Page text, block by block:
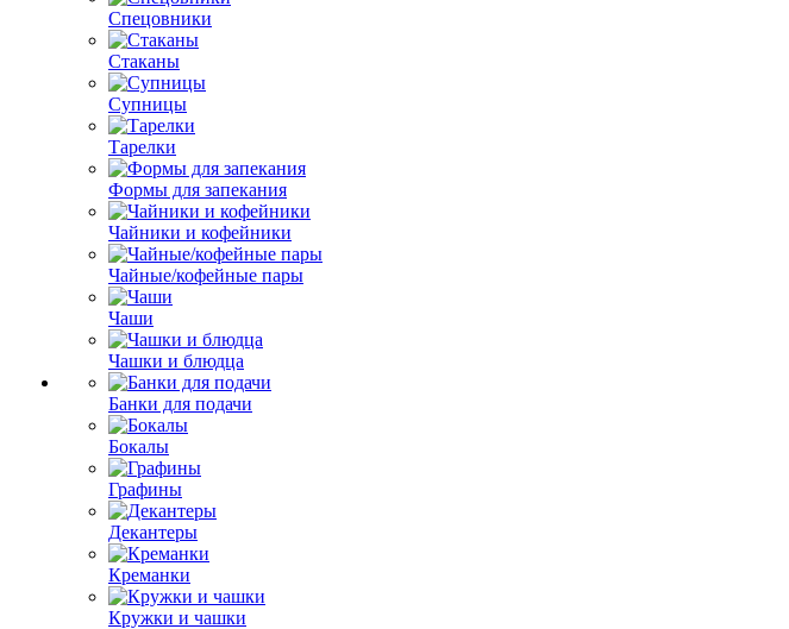
Спецовники
Стаканы
Супницы
Тарелки
Формы для запекания
Чайники и кофейники
Чайные/кофейные пары
Чаши
Чашки и блюдца
Банки для подачи
Бокалы
Графины
Декантеры
Креманки
Кружки и чашки